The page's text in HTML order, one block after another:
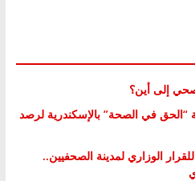
إلى أين؟
في الصحة” بالإسكندرية لرصد
الوزاري لمدينة الصحفيين..